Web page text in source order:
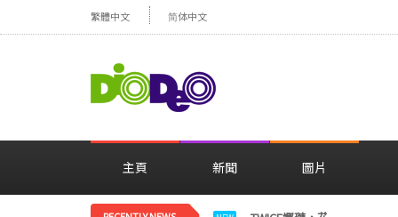
繁體中文 简体中文
主頁 新聞 圖片